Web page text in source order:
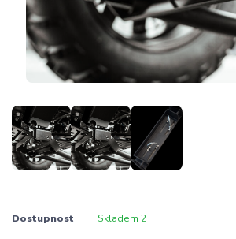
Dostupnost Skladem 2